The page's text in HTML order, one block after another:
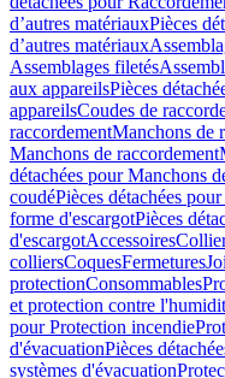
d’autres matériauxPièces
d’autres matériaux
Assemblages filetés
aux appareilsPièces
appareilsCoudes de
raccordementManchons de
Manchons de raccordement
détachées pour Manchons
coudéPièces détachées
forme d'escargotPièces
d'escargotAccessoires
colliersCoquesFermetures
protectionConsommables
et protection contre
pour Protection incendie
d'évacuationPièces
systèmes d'évacuation